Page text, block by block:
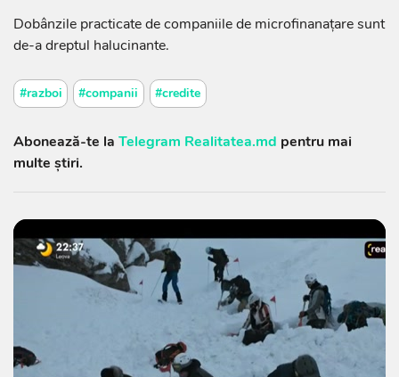
Dobânzile practicate de companiile de microfinanațare sunt
de-a dreptul halucinante.
#razboi #companii #credite
Abonează-te la Telegram Realitatea.md pentru mai
multe știri.